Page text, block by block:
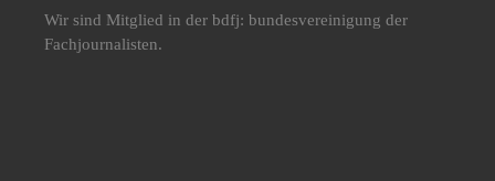
Wir sind Mitglied in der bdfj: bundesvereinigung der
Fachjournalisten.